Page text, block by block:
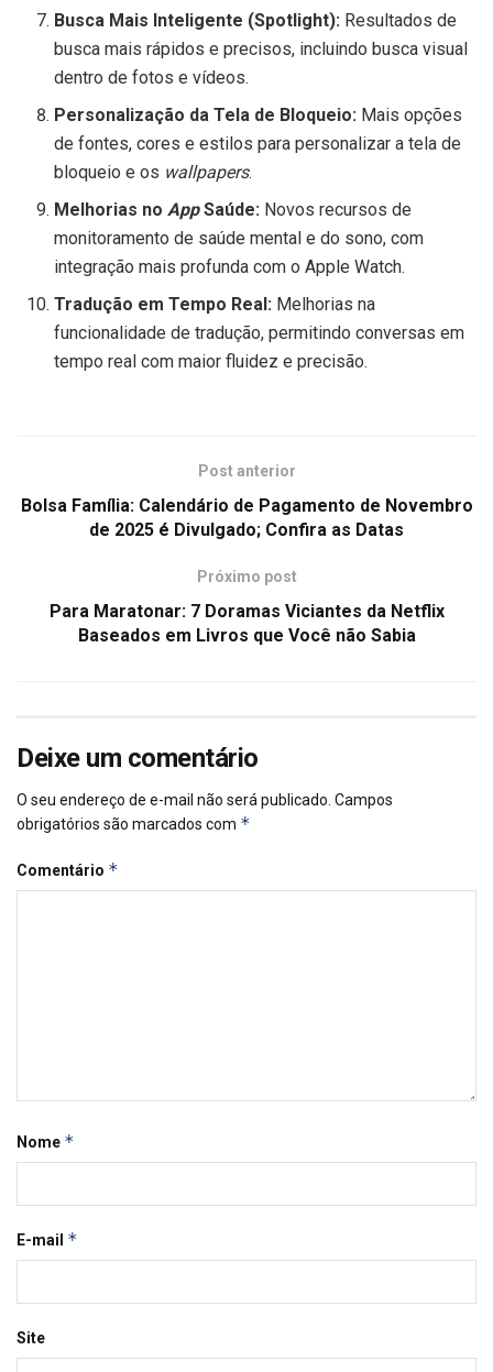
Busca Mais Inteligente (Spotlight): Resultados de
busca mais rápidos e precisos, incluindo busca visual
dentro de fotos e vídeos.
Personalização da Tela de Bloqueio: Mais opções
de fontes, cores e estilos para personalizar a tela de
bloqueio e os wallpapers.
Melhorias no AppSaúde: Novos recursos de
monitoramento de saúde mental e do sono, com
integração mais profunda com o Apple Watch.
Tradução em Tempo Real: Melhorias na
funcionalidade de tradução, permitindo conversas em
tempo real com maior fluidez e precisão.
Post anterior
Bolsa Família: Calendário de Pagamento de Novembro
de 2025 é Divulgado; Confira as Datas
Próximo post
Para Maratonar: 7 Doramas Viciantes da Netflix
Baseados em Livros que Você não Sabia
Deixe um comentário
O seu endereço de e-mail não será publicado. Campos
obrigatórios são marcados com *
Comentário *
Nome *
E-mail *
Site